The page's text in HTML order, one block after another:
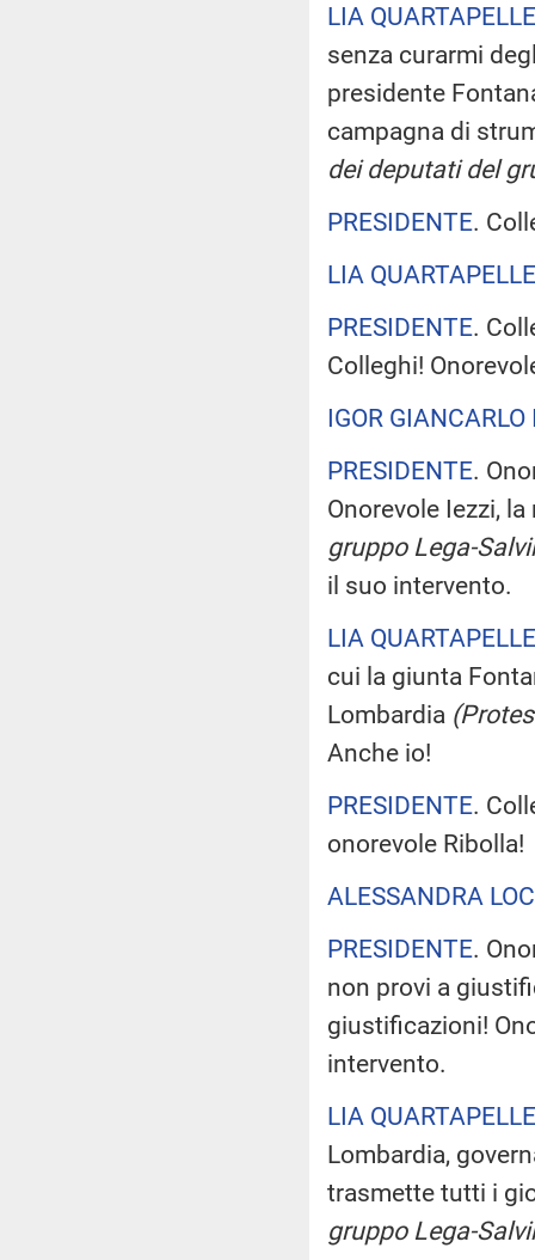
LIA
senza curarmi
presidente
campagna di
dei deputati del
PRESIDENTE.
LIA
PRESIDENTE.
Colleghi!
IGOR GIANCARLO
PRESIDENTE.
Onorevole Iezzi,
gruppo Lega-
il suo intervento.
LIA
cui la giunta
Lombardia
Anche io!
PRESIDENTE.
onorevole Ribolla!
ALESSANDRA
PRESIDENTE.
non provi a
giustificazioni!
intervento.
LIA
Lombardia,
trasmette tutti i
gruppo Lega-